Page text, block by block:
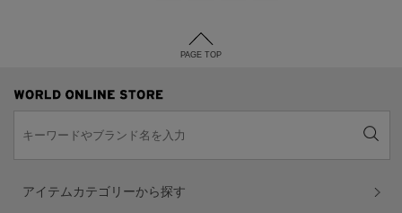
PAGE TOP
アイテムカテゴリーから探す